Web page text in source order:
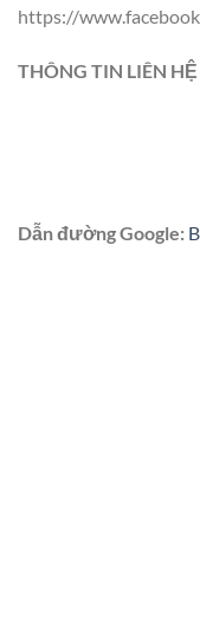
https://
THÔNG TIN LIÊN
Dẫn đường Google: